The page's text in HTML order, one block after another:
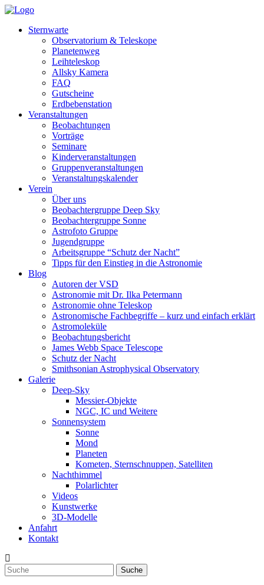
Sternwarte
Observatorium & Teleskope
Planetenweg
Leihteleskop
Allsky Kamera
FAQ
Gutscheine
Erdbebenstation
Veranstaltungen
Beobachtungen
Vorträge
Seminare
Kinderveranstaltungen
Gruppenveranstaltungen
Veranstaltungskalender
Verein
Über uns
Beobachtergruppe Deep Sky
Beobachtergruppe Sonne
Astrofoto Gruppe
Jugendgruppe
Arbeitsgruppe “Schutz der Nacht”
Tipps für den Einstieg in die Astronomie
Blog
Autoren der VSD
Astronomie mit Dr. Ilka Petermann
Astronomie ohne Teleskop
Astronomische Fachbegriffe – kurz und einfach erklärt
Astromoleküle
Beobachtungsbericht
James Webb Space Telescope
Schutz der Nacht
Smithsonian Astrophysical Observatory
Galerie
Deep-Sky
Messier-Objekte
NGC, IC und Weitere
Sonnensystem
Sonne
Mond
Planeten
Kometen, Sternschnuppen, Satelliten
Nachthimmel
Polarlichter
Videos
Kunstwerke
3D-Modelle
Anfahrt
Kontakt